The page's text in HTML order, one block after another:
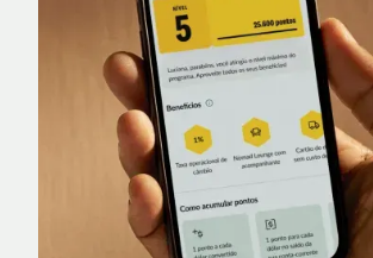
Nomad Lounge
Sala VIP no Aeroporto de Guarulhos